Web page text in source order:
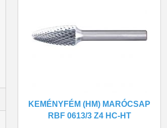
KEMÉNYFÉM (HM) MARÓCSAP
RBF 0613/3 Z4 HC-HT